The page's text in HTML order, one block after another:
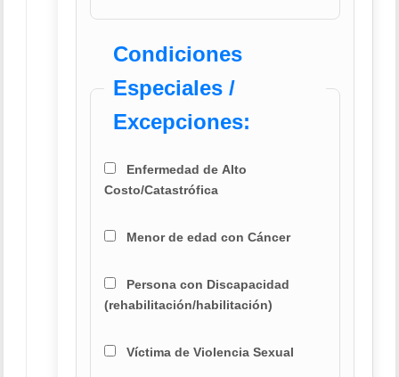
Condiciones
Especiales /
Excepciones:
Enfermedad de Alto
Costo/Catastrófica
Menor de edad con Cáncer
Persona con Discapacidad
(rehabilitación/habilitación)
Víctima de Violencia Sexual